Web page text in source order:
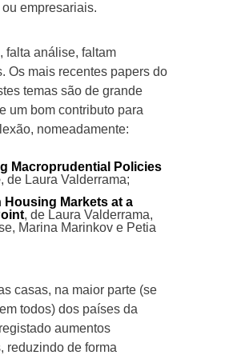
empresariais.
falta análise, faltam
Os mais recentes papers do
temas são de grande
um bom contributo para
nomeadamente:
Macroprudential Policies
, de Laura Valderrama;
Housing Markets at a
, de Laura Valderrama,
Marina Marinkov e Petia
casas, na maior parte (se
todos) dos países da
aumentos
reduzindo de forma